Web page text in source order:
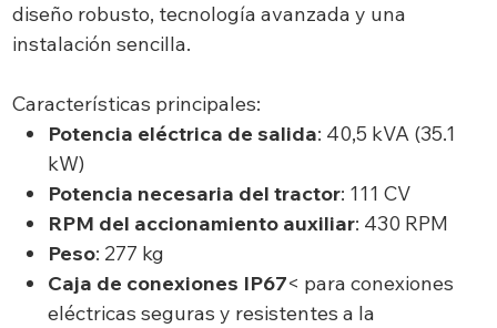
diseño robusto, tecnología avanzada y una
instalación sencilla.
Características principales:
Potencia eléctrica de salida: 40,5 kVA (35.1
kW)
Potencia necesaria del tractor: 111 CV
RPM del accionamiento auxiliar: 430 RPM
Peso: 277 kg
Caja de conexiones IP67< para conexiones
eléctricas seguras y resistentes a la